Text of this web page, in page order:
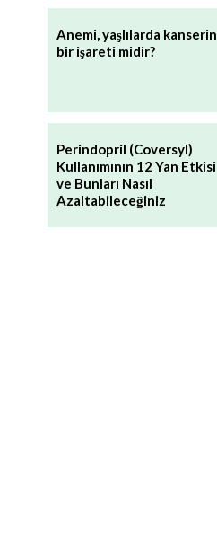
Anemi, yaşlılarda kanserin
bir işareti midir?
Perindopril (Coversyl)
Kullanımının 12 Yan Etkisi
ve Bunları Nasıl
Azaltabileceğiniz